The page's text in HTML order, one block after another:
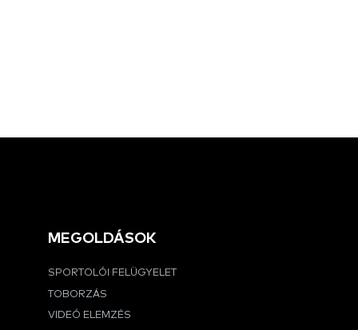
MEGOLDÁSOK
SPORTOLÓI FELÜGYELET
TOBORZÁS
VIDEÓ ELEMZÉS